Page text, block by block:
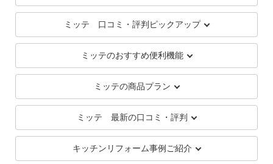
ミッテ 口コミ・評判ピックアップ
ミッテのおすすめ便利機能
ミッテの商品プラン
ミッテ 最新の口コミ・評判
キッチンリフォーム事例ご紹介